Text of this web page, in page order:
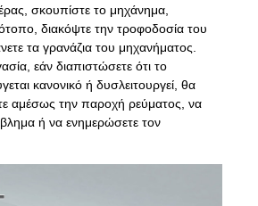
σκουπίστε το μηχάνημα,
διακόψτε την τροφοδοσία του
τα γρανάζια του μηχανήματος.
εάν διαπιστώσετε ότι το
κανονικό ή δυσλειτουργεί, θα
αμέσως την παροχή ρεύματος, να
ή να ενημερώσετε τον